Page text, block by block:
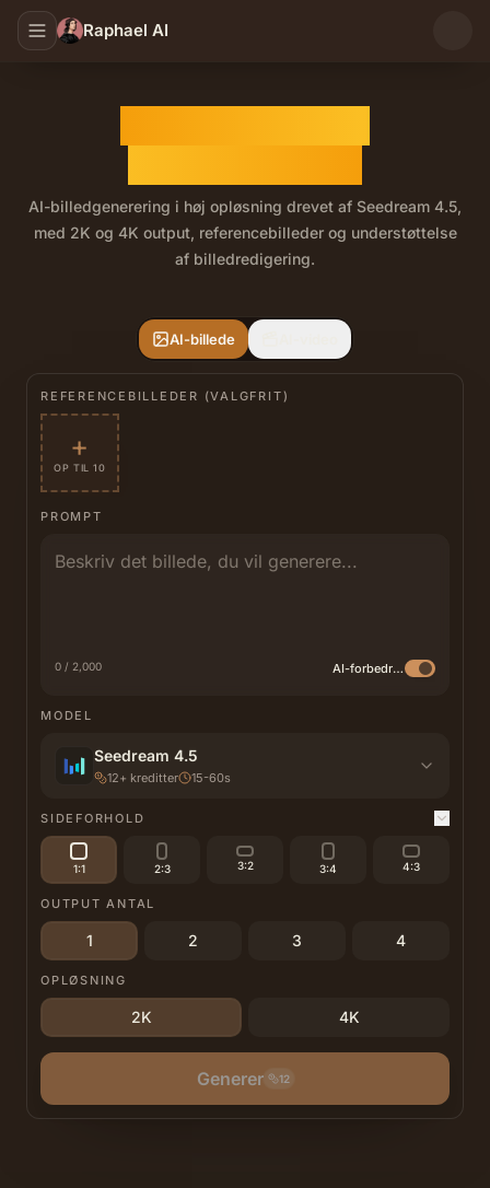
Raphael AI
AI-billedgenerering i høj opløsning drevet af Seedream 4.5,
med 2K og 4K output, referencebilleder og understøttelse
af billedredigering.
AI-billede
REFERENCEBILLEDER (VALGFRIT)
+
OP TIL 10
PROMPT
0 / 2,000 AI-forbedring
MODEL
Seedream 4.5
12+ kreditter 15-60s
SIDEFORHOLD
1:1 2:3 3:2 3:4 4:3
OUTPUT ANTAL
1 2 3 4
OPLØSNING
2K 4K
Generer 12